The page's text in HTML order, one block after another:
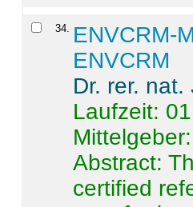
34. ENVCRM-
ENVCRM
Dr. rer.
Laufzeit:
Abstract:
certified